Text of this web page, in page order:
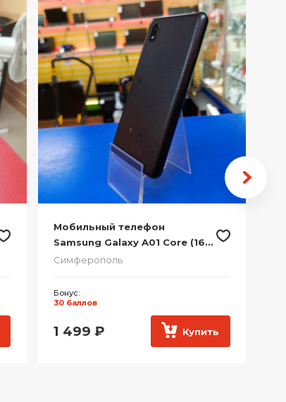
Мобильный телефон
Samsung Galaxy A01 Core (16
ГБ, Черный)
Симферополь
Бонус:
30 баллов
1 499 ₽ Купить